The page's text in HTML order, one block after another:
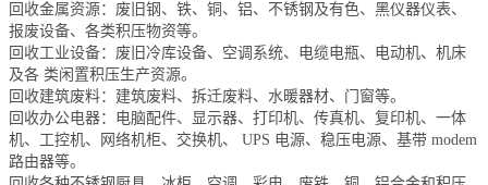
回收金属资源：废旧钢、铁、铜、铝、不锈钢及有色、黑仪器仪表、
报废设备、各类积压物资等。
回收工业设备：废旧冷库设备、空调系统、电缆电瓶、电动机、机床
及各 类闲置积压生产资源。
回收建筑废料：建筑废料、拆迁废料、水暖器材、门窗等。
回收办公电器：电脑配件、显示器、打印机、传真机、复印机、一体
机、工控机、网络机柜、交换机、 UPS 电源、稳压电源、基带 modem
路由器等。